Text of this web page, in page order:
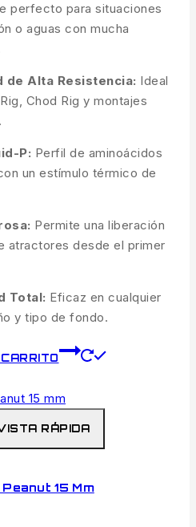
perfecto para situaciones
o aguas con mucha
de Alta Resistencia: Ideal
Chod Rig y montajes
P: Perfil de aminoácidos
un estímulo térmico de
Permite una liberación
atractores desde el primer
Total: Eficaz en cualquier
y tipo de fondo.
RÁPIDA
15 Mm